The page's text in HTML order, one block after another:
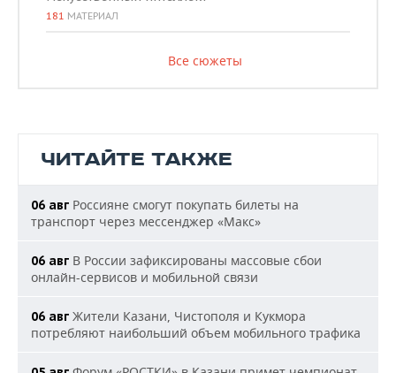
181 МАТЕРИАЛ
Все сюжеты
ЧИТАЙТЕ ТАКЖЕ
06 авг Россияне смогут покупать билеты на
транспорт через мессенджер «Макс»
06 авг В России зафиксированы массовые сбои
онлайн-сервисов и мобильной связи
06 авг Жители Казани, Чистополя и Кукмора
потребляют наибольший объем мобильного трафика